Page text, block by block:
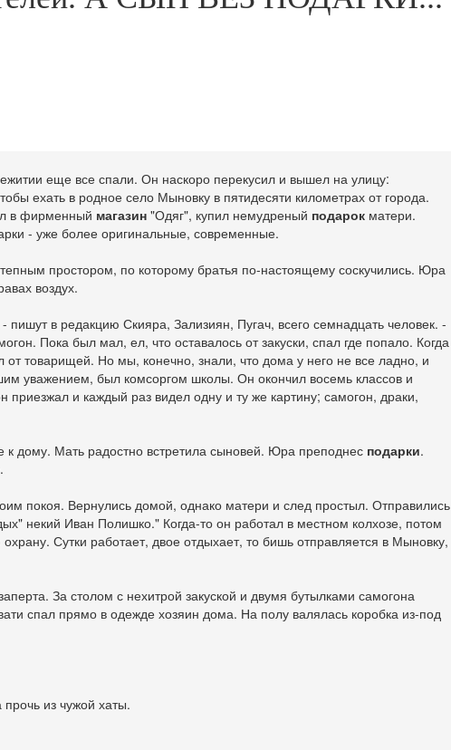
еще все спали. Он наскоро перекусил и вышел на улицу:
ехать в родное село Мыновку в пятидесяти километрах от города.
в фирменный магазин "Одяг", купил немудреный подарок матери.
- уже более оригинальные, современные.
простором, по которому братья по-настоящему соскучились. Юра
воздух.
в редакцию Скияра, Зализиян, Пугач, всего семнадцать человек. -
Пока был мал, ел, что оставалось от закуски, спал где попало. Когда
товарищей. Но мы, конечно, знали, что дома у него не все ладно, и
уважением, был комсоргом школы. Он окончил восемь классов и
и каждый раз видел одну и ту же картину; самогон, драки,
дому. Мать радостно встретила сыновей. Юра преподнес подарки.
покоя. Вернулись домой, однако матери и след простыл. Отправились
некий Иван Полишко." Когда-то он работал в местном колхозе, потом
Сутки работает, двое отдыхает, то бишь отправляется в Мыновку,
За столом с нехитрой закуской и двумя бутылками самогона
спал прямо в одежде хозяин дома. На полу валялась коробка из-под
из чужой хаты.